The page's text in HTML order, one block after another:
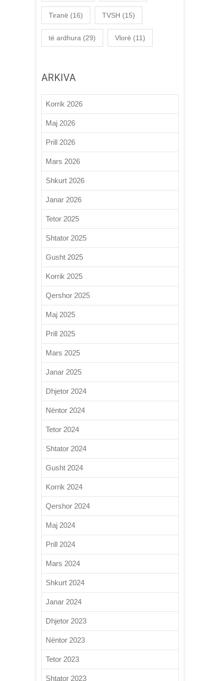
Tiranë (16) TVSH (15)
të ardhura (29) Vlorë (11)
ARKIVA
Korrik 2026
Maj 2026
Prill 2026
Mars 2026
Shkurt 2026
Janar 2026
Tetor 2025
Shtator 2025
Gusht 2025
Korrik 2025
Qershor 2025
Maj 2025
Prill 2025
Mars 2025
Janar 2025
Dhjetor 2024
Nëntor 2024
Tetor 2024
Shtator 2024
Gusht 2024
Korrik 2024
Qershor 2024
Maj 2024
Prill 2024
Mars 2024
Shkurt 2024
Janar 2024
Dhjetor 2023
Nëntor 2023
Tetor 2023
Shtator 2023